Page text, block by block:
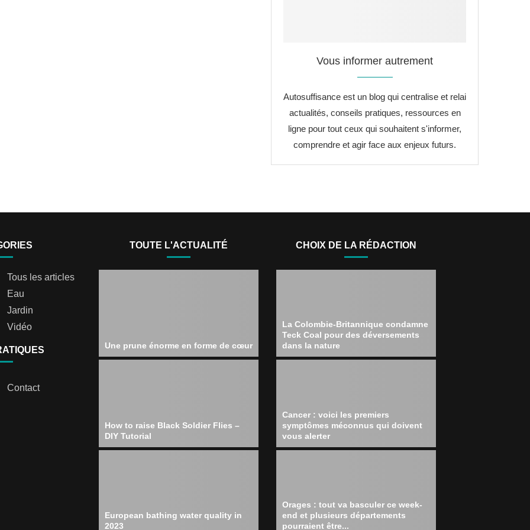
Vous informer autrement
Autosuffisance est un blog qui centralise et relai
actualités, conseils pratiques, ressources en
ligne pour tout ceux qui souhaitent s'informer,
comprendre et agir face aux enjeux futurs.
Tous les articles
Eau
Jardin
Vidéo
Contact
TOUTE L'ACTUALITÉ
Une prune énorme en forme de cœur
How to raise Black Soldier Flies –
DIY Tutorial
European bathing water quality in
2023
CHOIX DE LA RÉDACTION
La Colombie-Britannique condamne
Teck Coal pour des déversements
dans la nature
Cancer : voici les premiers
symptômes méconnus qui doivent
vous alerter
Orages : tout va basculer ce week-
end et plusieurs départements
pourraient être...